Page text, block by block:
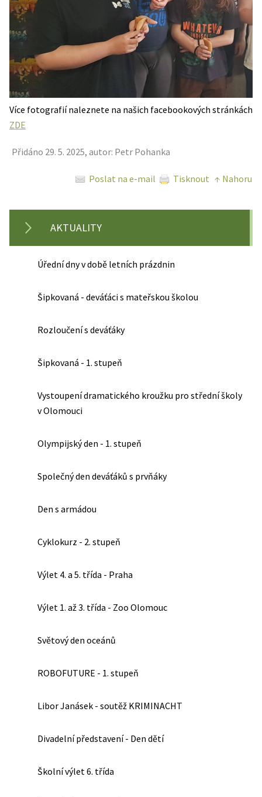
Více fotografií naleznete na našich facebookových stránkách
ZDE
Přidáno 29. 5. 2025, autor: Petr Pohanka
Poslat na e-mail Tisknout ↑ Nahoru
AKTUALITY
Úřední dny v době letních prázdnin
Šipkovaná - deváťáci s mateřskou školou
Rozloučení s deváťáky
Šipkovaná - 1. stupeň
Vystoupení dramatického kroužku pro střední školy
v Olomouci
Olympijský den - 1. stupeň
Společný den deváťáků s prvňáky
Den s armádou
Cyklokurz - 2. stupeň
Výlet 4. a 5. třída - Praha
Výlet 1. až 3. třída - Zoo Olomouc
Světový den oceánů
ROBOFUTURE - 1. stupeň
Libor Janásek - soutěž KRIMINACHT
Divadelní představení - Den dětí
Školní výlet 6. třída